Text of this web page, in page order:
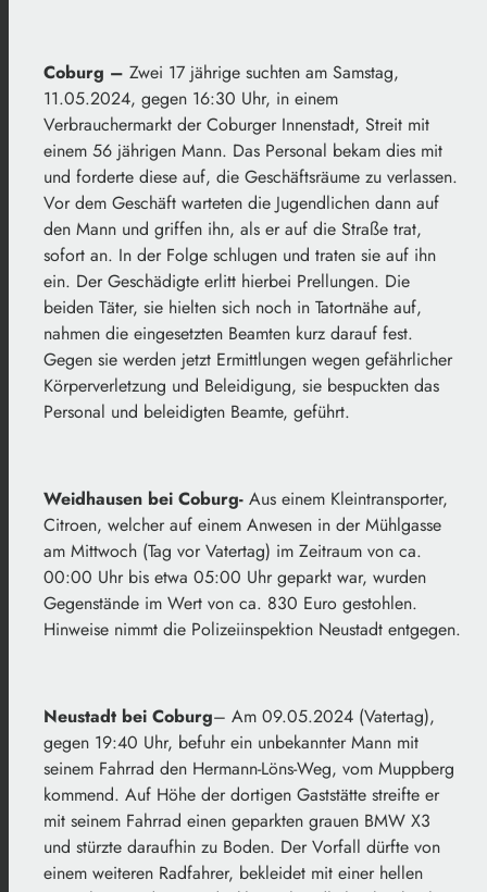
Coburg – Zwei 17 jährige suchten am Samstag,
11.05.2024, gegen 16:30 Uhr, in einem
Verbrauchermarkt der Coburger Innenstadt, Streit mit
einem 56 jährigen Mann. Das Personal bekam dies mit
und forderte diese auf, die Geschäftsräume zu verlassen.
Vor dem Geschäft warteten die Jugendlichen dann auf
den Mann und griffen ihn, als er auf die Straße trat,
sofort an. In der Folge schlugen und traten sie auf ihn
ein. Der Geschädigte erlitt hierbei Prellungen. Die
beiden Täter, sie hielten sich noch in Tatortnähe auf,
nahmen die eingesetzten Beamten kurz darauf fest.
Gegen sie werden jetzt Ermittlungen wegen gefährlicher
Körperverletzung und Beleidigung, sie bespuckten das
Personal und beleidigten Beamte, geführt.
Weidhausen bei Coburg- Aus einem Kleintransporter,
Citroen, welcher auf einem Anwesen in der Mühlgasse
am Mittwoch (Tag vor Vatertag) im Zeitraum von ca.
00:00 Uhr bis etwa 05:00 Uhr geparkt war, wurden
Gegenstände im Wert von ca. 830 Euro gestohlen.
Hinweise nimmt die Polizeiinspektion Neustadt entgegen.
Neustadt bei Coburg– Am 09.05.2024 (Vatertag),
gegen 19:40 Uhr, befuhr ein unbekannter Mann mit
seinem Fahrrad den Hermann-Löns-Weg, vom Muppberg
kommend. Auf Höhe der dortigen Gaststätte streifte er
mit seinem Fahrrad einen geparkten grauen BMW X3
und stürzte daraufhin zu Boden. Der Vorfall dürfte von
einem weiteren Radfahrer, bekleidet mit einer hellen